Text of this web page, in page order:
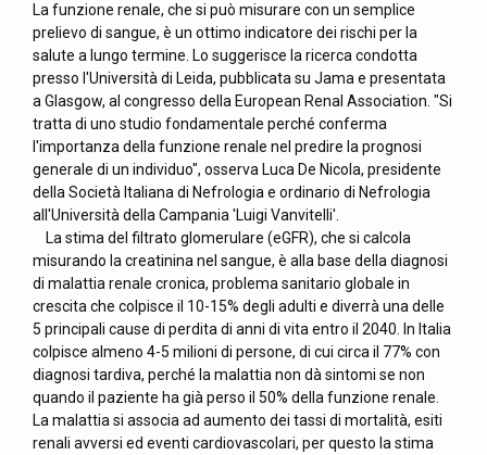
La funzione renale, che si può misurare con un semplice
prelievo di sangue, è un ottimo indicatore dei rischi per la
salute a lungo termine. Lo suggerisce la ricerca condotta
presso l'Università di Leida, pubblicata su Jama e presentata
a Glasgow, al congresso della European Renal Association. "Si
tratta di uno studio fondamentale perché conferma
l'importanza della funzione renale nel predire la prognosi
generale di un individuo", osserva Luca De Nicola, presidente
della Società Italiana di Nefrologia e ordinario di Nefrologia
all'Università della Campania 'Luigi Vanvitelli'.
La stima del filtrato glomerulare (eGFR), che si calcola
misurando la creatinina nel sangue, è alla base della diagnosi
di malattia renale cronica, problema sanitario globale in
crescita che colpisce il 10-15% degli adulti e diverrà una delle
5 principali cause di perdita di anni di vita entro il 2040. In Italia
colpisce almeno 4-5 milioni di persone, di cui circa il 77% con
diagnosi tardiva, perché la malattia non dà sintomi se non
quando il paziente ha già perso il 50% della funzione renale.
La malattia si associa ad aumento dei tassi di mortalità, esiti
renali avversi ed eventi cardiovascolari, per questo la stima